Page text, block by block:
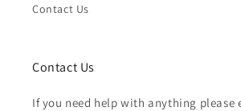
Contact Us
Contact Us
If you need help with anything please